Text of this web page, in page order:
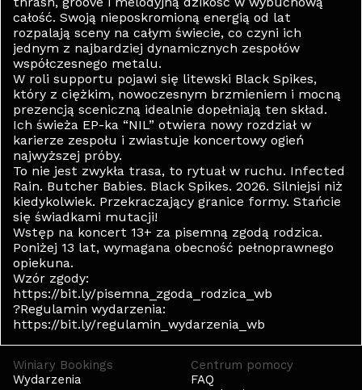
całość. Swoją nieposkromioną energią od lat
rozpalają sceny na całym świecie, co czyni ich
jednym z najbardziej dynamicznych zespołów
współczesnego metalu.
W roli supportu pojawi się litewski Black Spikes,
który z ciężkim, nowoczesnym brzmieniem i mocną
prezencją sceniczną idealnie dopełniają ten skład.
Ich świeża EP-ka “NIL” otwiera nowy rozdział w
karierze zespołu i zwiastuje koncertowy ogień
najwyższej próby.
To nie jest zwykła trasa, to rytuał w ruchu. Infected
Rain. Butcher Babies. Black Spikes. 2026. Silniejsi niż
kiedykolwiek. Przekraczający granice formy. Stańcie
się świadkami mutacji!
Wstęp na koncert 13+ za pisemną zgodą rodzica.
Poniżej 13 lat, wymagana obecność pełnoprawnego
opiekuna.
Wzór zgody:
https://bit.ly/pisemna_zgoda_rodzica_wb
?Regulamin wydarzenia:
https://bit.ly/regulamin_wydarzenia_wb
Winiary Bookings
Wydarzenia
Centrum pomocy
FAQ